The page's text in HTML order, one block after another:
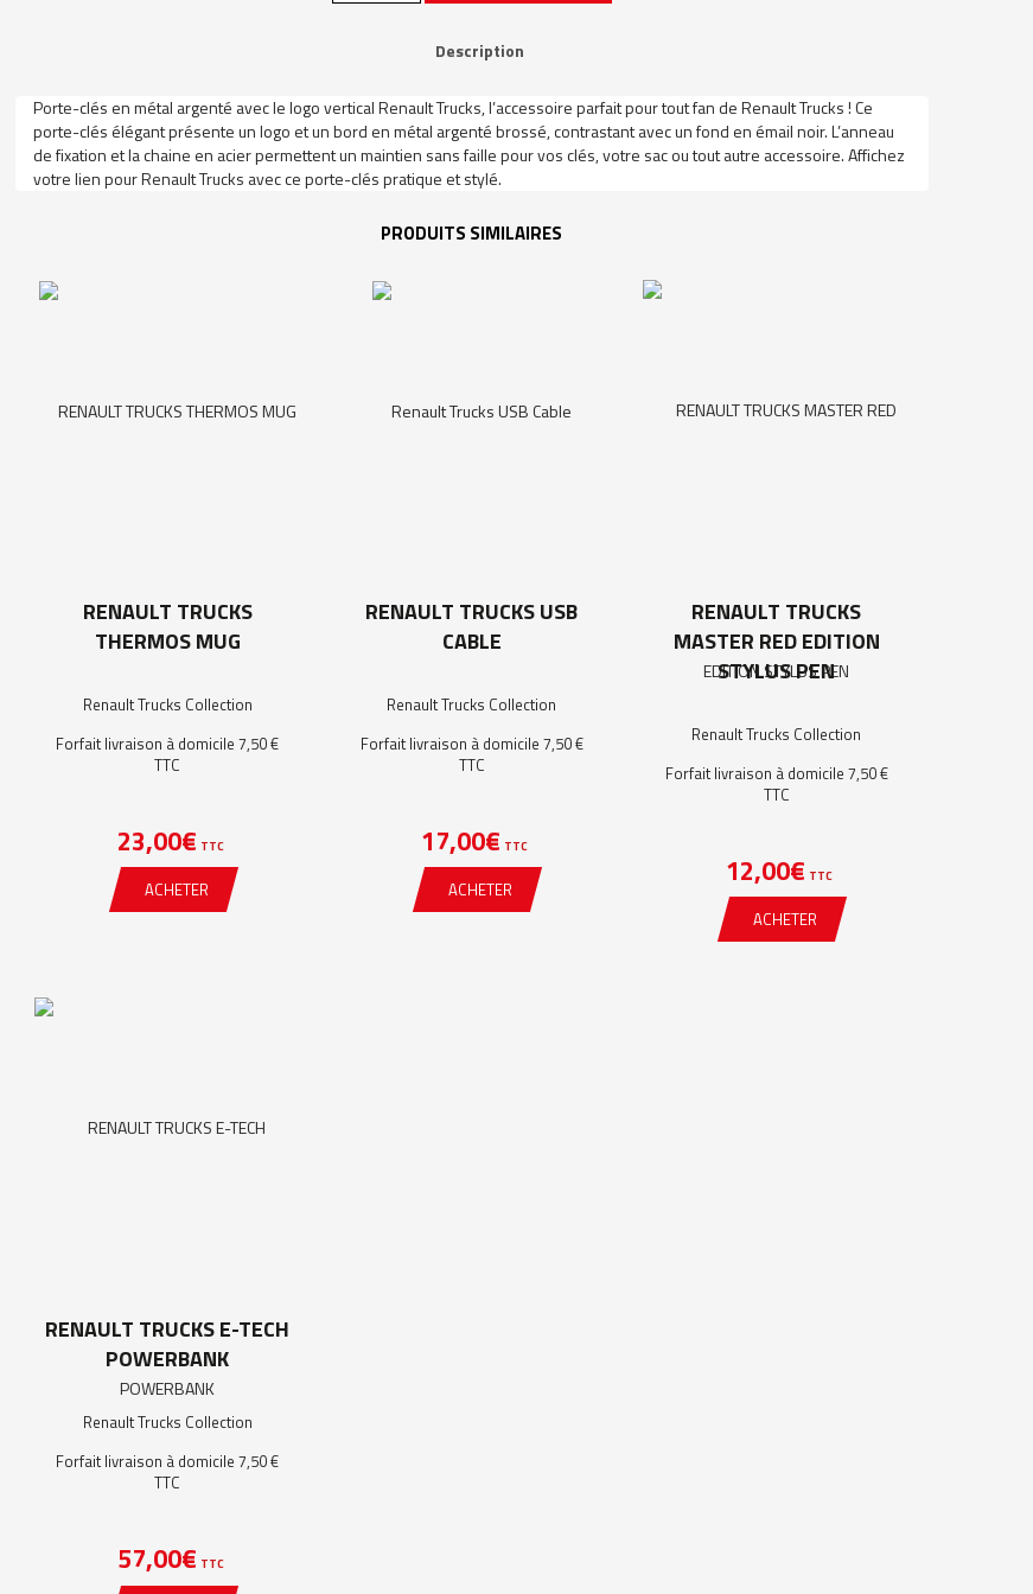
Description
Porte-clés en métal argenté avec le logo vertical Renault Trucks, l’accessoire parfait pour tout fan de Renault Trucks ! Ce
porte-clés élégant présente un logo et un bord en métal argenté brossé, contrastant avec un fond en émail noir. L’anneau
de fixation et la chaine en acier permettent un maintien sans faille pour vos clés, votre sac ou tout autre accessoire. Affichez
votre lien pour Renault Trucks avec ce porte-clés pratique et stylé.
PRODUITS SIMILAIRES
RENAULT TRUCKS
THERMOS MUG
Renault Trucks Collection
Forfait livraison à domicile 7,50 €
TTC
23,00€ TTC
ACHETER
RENAULT TRUCKS USB
CABLE
Renault Trucks Collection
Forfait livraison à domicile 7,50 €
TTC
17,00€ TTC
ACHETER
RENAULT TRUCKS
MASTER RED EDITION
STYLUS PEN
Renault Trucks Collection
Forfait livraison à domicile 7,50 €
TTC
12,00€ TTC
ACHETER
RENAULT TRUCKS E-TECH
POWERBANK
Renault Trucks Collection
Forfait livraison à domicile 7,50 €
TTC
57,00€ TTC